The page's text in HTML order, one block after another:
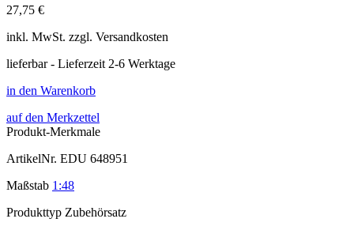
27,75 €
inkl. MwSt. zzgl. Versandkosten
lieferbar - Lieferzeit 2-6 Werktage
in den Warenkorb
auf den Merkzettel
Produkt-Merkmale
ArtikelNr. EDU 648951
Maßstab 1:48
Produkttyp Zubehörsatz